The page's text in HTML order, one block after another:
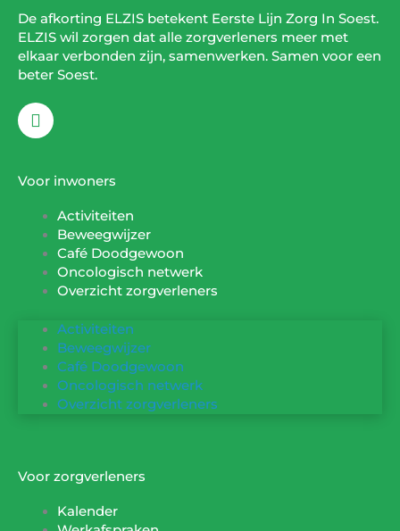
De afkorting ELZIS betekent Eerste Lijn Zorg In Soest.
ELZIS wil zorgen dat alle zorgverleners meer met
elkaar verbonden zijn, samenwerken. Samen voor een
beter Soest.
F
a
b
o
k
Voor inwoners
Activiteiten
Beweegwijzer
Café Doodgewoon
Oncologisch netwerk
Overzicht zorgverleners
Activiteiten
Beweegwijzer
Café Doodgewoon
Oncologisch netwerk
Overzicht zorgverleners
Voor zorgverleners
Kalender